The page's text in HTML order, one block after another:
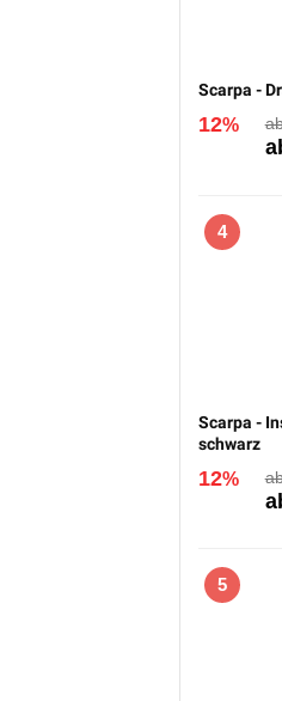
Scarpa -
12%
4
Scarpa -
schwarz
12%
5